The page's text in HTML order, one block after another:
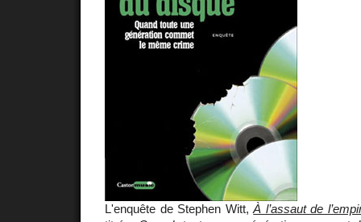
L'enquête de Stephen Witt,À l’assaut de